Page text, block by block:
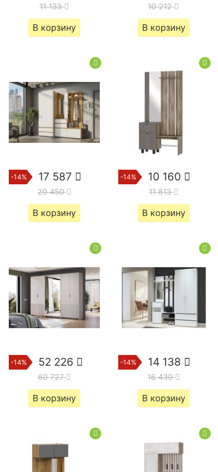
11 133
В корзину
10 212
В корзину
-14% 17 587
20 450
В корзину
-14% 10 160
11 813
В корзину
-14% 52 226
60 727
В корзину
-14% 14 138
16 439
В корзину